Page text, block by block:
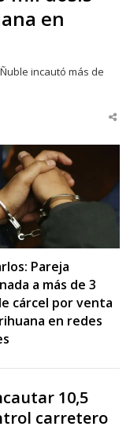
en
incautó más de
Pareja
a más de 3
cárcel por venta
en redes
10,5
carretero